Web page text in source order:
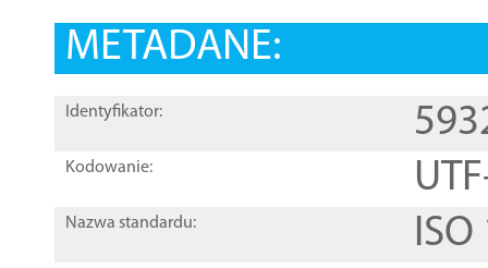
METADANE:
Identyfikator:
Kodowanie:
Nazwa standardu: